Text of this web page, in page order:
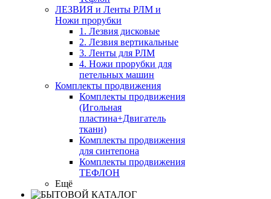
ЛЕЗВИЯ и Ленты РЛМ и
Ножи прорубки
1. Лезвия дисковые
2. Лезвия вертикальные
3. Ленты для РЛМ
4. Ножи прорубки для
петельных машин
Комплекты продвижения
Комплекты продвижения
(Игольная
пластина+Двигатель
ткани)
Комплекты продвижения
для синтепона
Комплекты продвижения
ТЕФЛОН
Ещё